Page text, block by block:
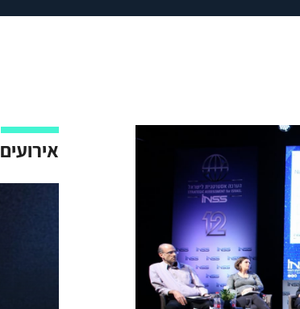
אירועים